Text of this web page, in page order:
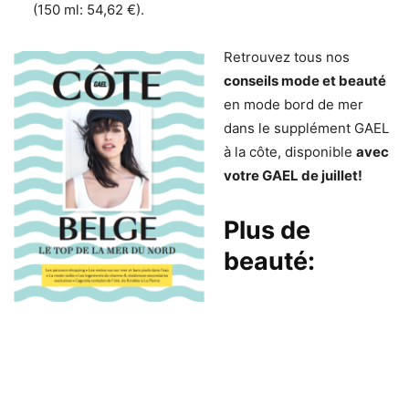
(150 ml: 54,62 €).
Retrouvez tous nos
conseils mode et beauté
en mode bord de mer
dans le supplément GAEL
à la côte, disponible avec
votre GAEL de juillet!
Plus de
beauté: